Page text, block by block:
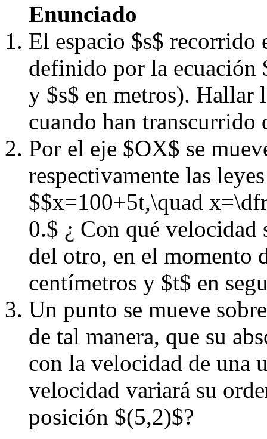
Enunciado
El espacio $s$ recorrido
definido por la ecuación
y $s$ en metros).
cuando han transcurrido
Por el eje $OX$ se
respectivamente las
$$x=100+5t,\quad
0.$ ¿ Con qué velocidad
del otro, en el momento
centímetros y $t$ en
Un punto se mueve
de tal manera, que su
con la velocidad de una
velocidad variará su
posición $(5,2)$?